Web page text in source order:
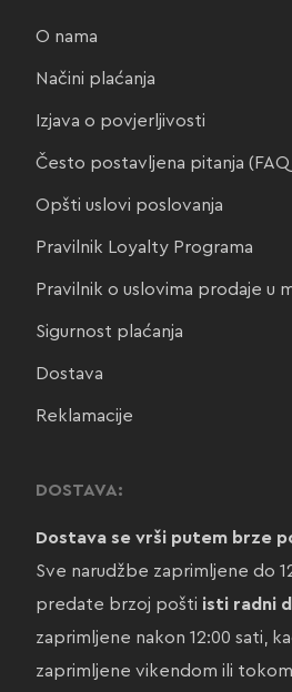
O nama
Načini plaćanja
Izjava o povjerljivosti
Često postavljena pitanja
Opšti uslovi poslovanja
Pravilnik Loyalty Programa
Pravilnik o uslovima prodaje u
Sigurnost plaćanja
Dostava
Reklamacije
DOSTAVA:
Dostava se vrši putem brze
Sve narudžbe zaprimljene do
predate brzoj pošti isti radni
zaprimljene nakon 12:00 sati,
zaprimljene vikendom ili